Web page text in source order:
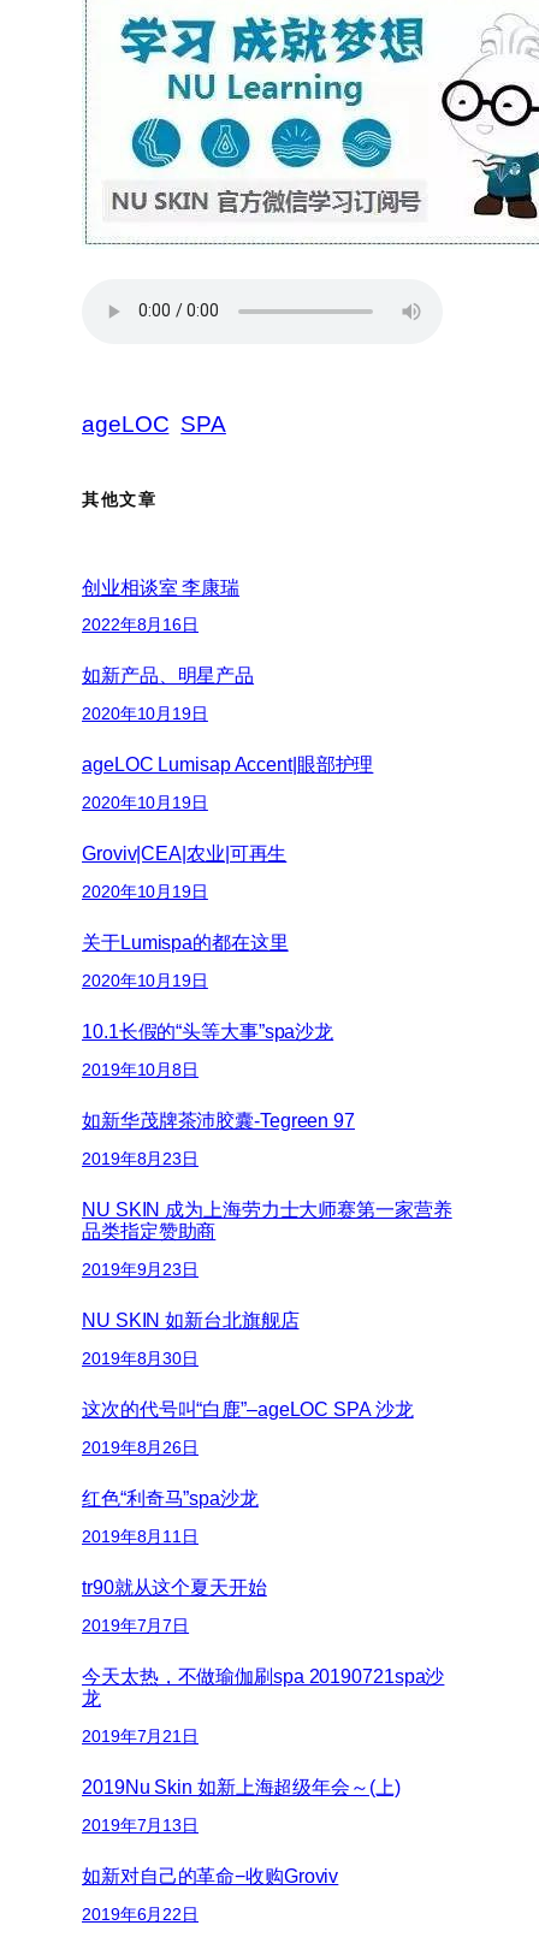
ageLOC SPA
其他文章
创业相谈室 李康瑞
2022年8月16日
如新产品、明星产品
2020年10月19日
ageLOC Lumisap Accent|眼部护理
2020年10月19日
Groviv|CEA|农业|可再生
2020年10月19日
关于Lumispa的都在这里
2020年10月19日
10.1长假的“头等大事”spa沙龙
2019年10月8日
如新华茂牌茶沛胶囊-Tegreen 97
2019年8月23日
NU SKIN 成为上海劳力士大师赛第一家营养
品类指定赞助商
2019年9月23日
NU SKIN 如新台北旗舰店
2019年8月30日
这次的代号叫“白鹿”–ageLOC SPA 沙龙
2019年8月26日
红色“利奇马”spa沙龙
2019年8月11日
tr90就从这个夏天开始
2019年7月7日
今天太热，不做瑜伽刷spa 20190721spa沙
龙
2019年7月21日
2019Nu Skin 如新上海超级年会～(上)
2019年7月13日
如新对自己的革命−收购Groviv
2019年6月22日